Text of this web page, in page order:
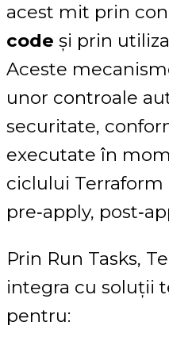
acest mit prin
code și prin
Aceste
unor controale
securitate,
executate în
ciclului Terraform
pre‑apply,
Prin Run Tasks,
integra cu soluții
pentru: